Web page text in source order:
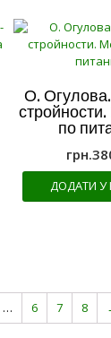
О.
по
грн.
ДОДАТИ
… 6 7 8